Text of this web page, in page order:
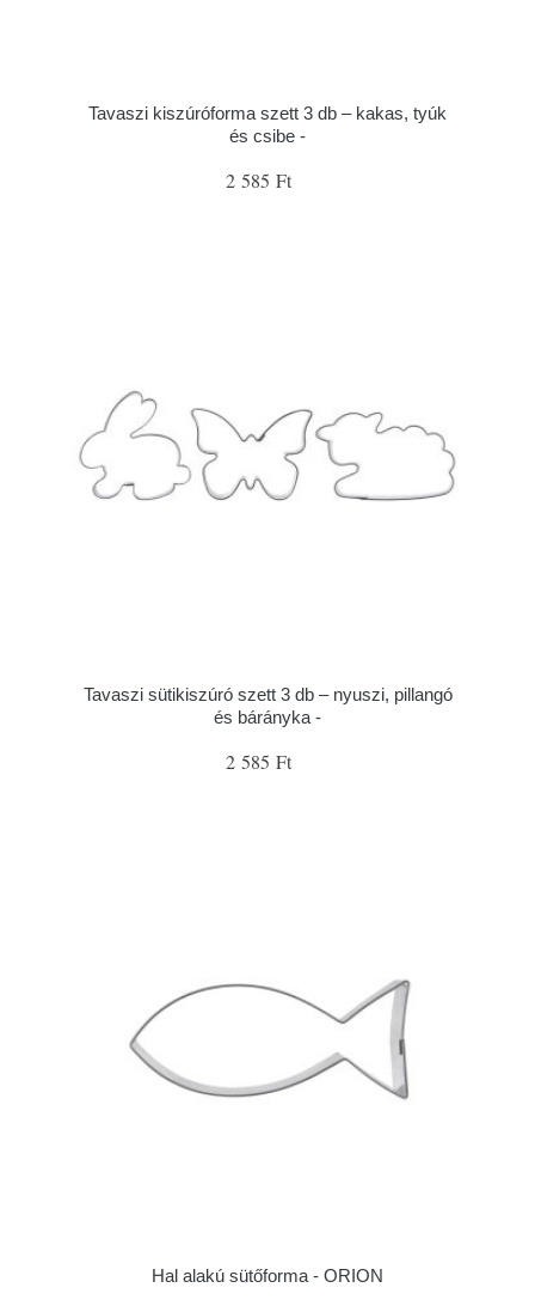
Tavaszi kiszúróforma szett 3 db – kakas, tyúk
és csibe -
2 585 Ft
Tavaszi sütikiszúró szett 3 db – nyuszi, pillangó
és bárányka -
2 585 Ft
Hal alakú sütőforma - ORION